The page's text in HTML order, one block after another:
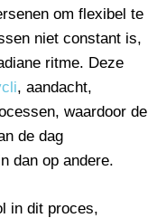
om flexibel te
niet constant is,
ritme. Deze
, aandacht,
waardoor de
de dag
dan op andere.
in dit proces,